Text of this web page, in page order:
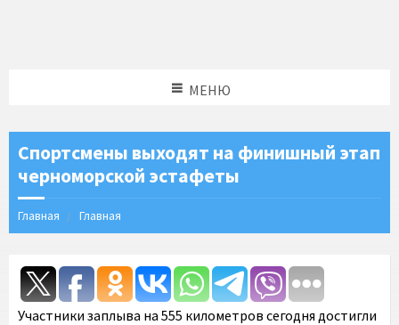
МЕНЮ
Спортсмены выходят на финишный этап
черноморской эстафеты
Главная Главная
Участники заплыва на 555 километров сегодня достигли